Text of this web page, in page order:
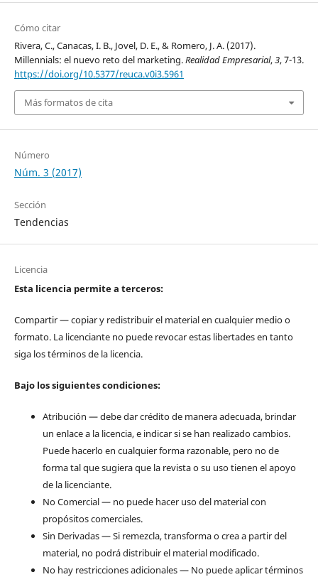
Cómo citar
Rivera, C., Canacas, I. B., Jovel, D. E., & Romero, J. A. (2017).
Millennials: el nuevo reto del marketing.Realidad Empresarial,3, 7-13.
https://doi.org/10.5377/reuca.v0i3.5961
Más formatos de cita
Número
Núm. 3 (2017)
Sección
Tendencias
Licencia
Esta licencia permite a terceros:
Compartir — copiar y redistribuir el material en cualquier medio o
formato. La licenciante no puede revocar estas libertades en tanto
siga los términos de la licencia.
Bajo los siguientes condiciones:
Atribución — debe dar crédito de manera adecuada, brindar
un enlace a la licencia, e indicar si se han realizado cambios.
Puede hacerlo en cualquier forma razonable, pero no de
forma tal que sugiera que la revista o su uso tienen el apoyo
de la licenciante.
No Comercial — no puede hacer uso del material con
propósitos comerciales.
Sin Derivadas — Si remezcla, transforma o crea a partir del
material, no podrá distribuir el material modificado.
No hay restricciones adicionales — No puede aplicar términos